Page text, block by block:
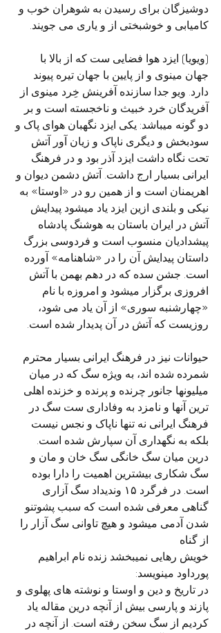
دوشیزگان برای رسیدن به شوهران خوب و
کامیابی و خوشبختی از و یاری می جویند.
(ویویا) ایزد هوا فضایی ست که از بالا با
جهان مینوی و از پایین با جهان تیره پیوند
دارد. ویو جدا سازنده آفرینش خِرد مینوی از
آفریدگان خرد خبیث و ناخجسته است و بر
دو گونه میباشد: یکی ایزد نگهبان هوای پاک و
سودبخش و دیگری ناپاک و زیان آور آتش
تحت نگاه داشت ایزد آذر بود و در فرهنگ
ایرانی بسیار ارج داشت. آتش دشمن دیوان و
اهریمنان است و از همین رو در «اوستا» به
نیکی و بلندی ازین ایزد یاد میشود پیدایش
آتش در ایران باستان به هوشنگ پادشاه
پیشدادیان منسوب است و فردوسی بزرگ
داستان پیدایش آن را در «شاهنامه» آورده
است. جشن سده که در دهم بهمن با آتش
افروزی برگزار میشود و امروزه با نام
«چهارشنبه سوری» از آن یاد می شود،
روزیست که آتش در آن پدیدار شده است.
حیوانات نیز در فرهنگ ایرانی بسیار محترم
شمرده شده اند، به ویژه سگ که در میان
میلیونها جانور چرنده و پرنده و خزنده اهلی
ترین آنها و نامزد به وفاداری ست سگ در
فرهنگ ایرانی نه تنها ناپاک و نجس نیست
بلکه به نگهداری آن سپارش شده است.
درین میان سگ خانگی سگ خان و مان و
سگ شکاری بیشترین اهمیت را دارا بوده
است. در فرگرد ۱۵ وندیداد سگ آزاری
گناهی معرفی شده است که سبب پشوتنو
شدن آدمی میشود و هیچ تاوانی سگ آزار را
از گناه
خویش رهایی نمیبخشد زنده نام ابراهیم
پورداود مینویسد:
در تاریخ و دین و اوستا و نوشته های پهلوی و
پازند و پارسی بیش از آنچه درین مقاله یاد
کردیم از سگ سخن رفته است. از آنچه در